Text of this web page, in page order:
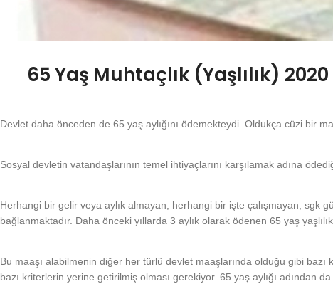
65 Yaş Muhtaçlık (Yaşlılık) 2020
Devlet daha önceden de 65 yaş aylığını ödemekteydi. Oldukça cüzi bir
Sosyal devletin vatandaşlarının temel ihtiyaçlarını karşılamak adına
Herhangi bir gelir veya aylık almayan, herhangi bir işte çalışmayan, sgk
bağlanmaktadır. Daha önceki yıllarda 3 aylık olarak ödenen 65 yaş
Bu maaşı alabilmenin diğer her türlü devlet maaşlarında olduğu gibi
bazı kriterlerin yerine getirilmiş olması gerekiyor. 65 yaş aylığı adından